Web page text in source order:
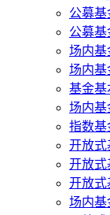
公募基
公募
场内基
场内基
基金基
场内基
指数基
开放式
开放式
开放式
场内基